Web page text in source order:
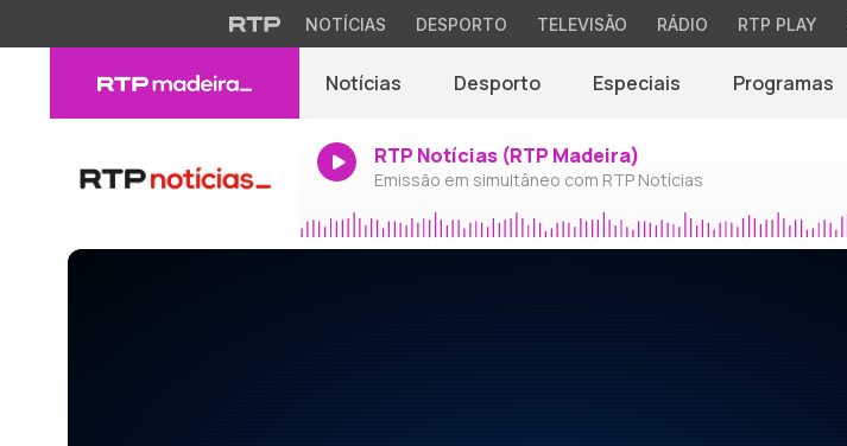
NOTÍCIAS DESPORTO TELEVISÃO RÁDIO RTP PLAY
Notícias Desporto Especiais Programas
RTP Notícias (RTP Madeira)
Emissão em simultâneo com RTP Notícias